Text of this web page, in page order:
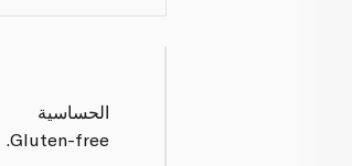
الحساسية
Gluten-free.